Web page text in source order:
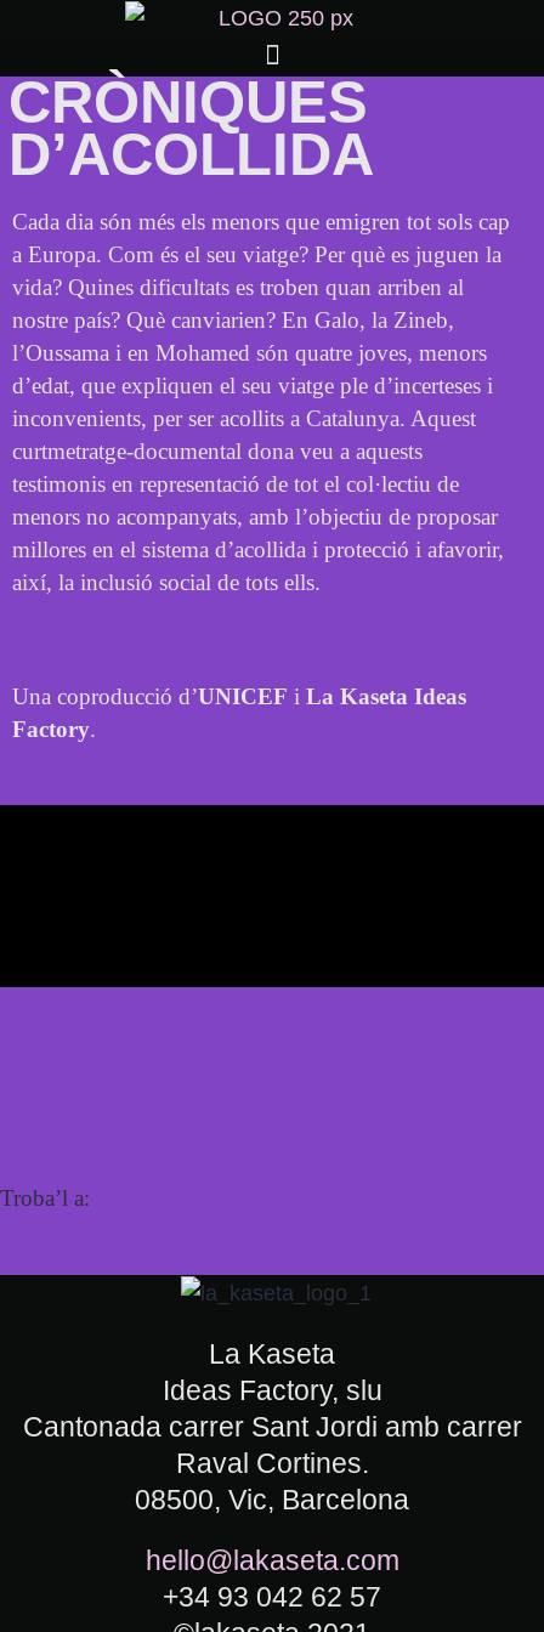
CRÒNIQUES
D’ACOLLIDA
Cada dia són més els menors que emigren tot sols cap
a Europa. Com és el seu viatge? Per què es juguen la
vida? Quines dificultats es troben quan arriben al
nostre país? Què canviarien? En Galo, la Zineb,
l’Oussama i en Mohamed són quatre joves, menors
d’edat, que expliquen el seu viatge ple d’incerteses i
inconvenients, per ser acollits a Catalunya. Aquest
curtmetratge-documental dona veu a aquests
testimonis en representació de tot el col·lectiu de
menors no acompanyats, amb l’objectiu de proposar
millores en el sistema d’acollida i protecció i afavorir,
així, la inclusió social de tots ells.
Una coproducció d’UNICEF i La Kaseta Ideas
Factory.
Troba’l a:
La Kaseta
Ideas Factory, slu
Cantonada carrer Sant Jordi amb carrer
Raval Cortines.
08500, Vic, Barcelona
hello@lakaseta.com
+34 93 042 62 57